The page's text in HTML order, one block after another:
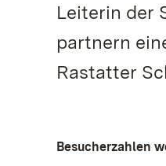
Leiterin der
partnern
Rastatter
Besucherzahlen